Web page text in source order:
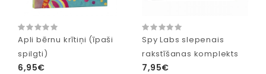
Apli bērnu krītiņi (īpaši
spilgti)
6,95€
Spy Labs slepenais
rakstīšanas komplekts
7,95€